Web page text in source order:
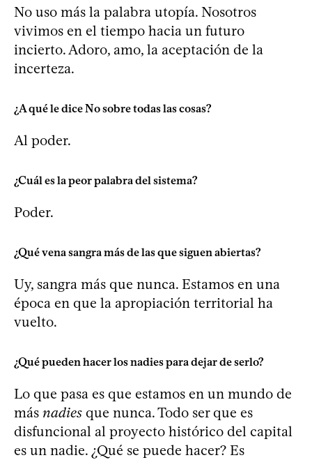
No uso más la palabra utopía. Nosotros
vivimos en el tiempo hacia un futuro
incierto. Adoro, amo, la aceptación de la
incerteza.
¿A qué le dice No sobre todas las cosas?
Al poder.
¿Cuál es la peor palabra del sistema?
Poder.
¿Qué vena sangra más de las que siguen abiertas?
Uy, sangra más que nunca. Estamos en una
época en que la apropiación territorial ha
vuelto.
¿Qué pueden hacer los nadies para dejar de serlo?
Lo que pasa es que estamos en un mundo de
más nadies que nunca. Todo ser que es
disfuncional al proyecto histórico del capital
es un nadie. ¿Qué se puede hacer? Es